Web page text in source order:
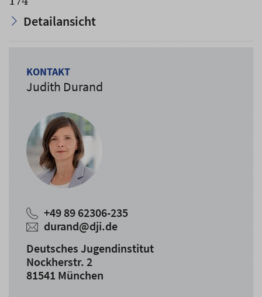
Detailansicht
KONTAKT
Judith Durand
+49 89 62306-235
durand@dji.de
Deutsches Jugendinstitut
Nockherstr. 2
81541 München